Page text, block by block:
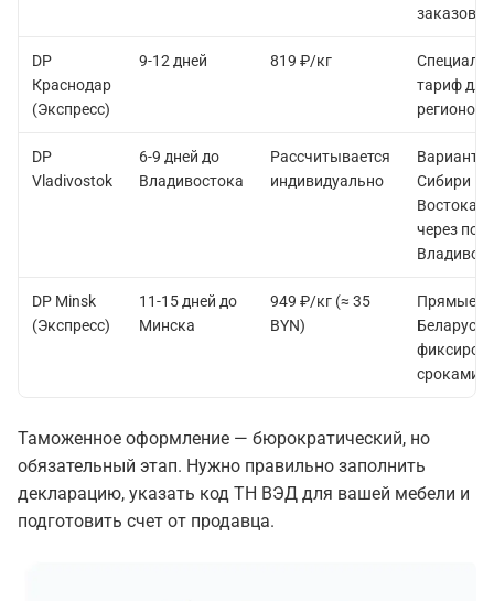
заказов.
DP
Краснодар
(Экспресс)
9-12 дней 819 ₽/кг
тариф
регионов.
DP
Vladivostok
6-9 дней до
Владивостока
Рассчитывается
индивидуально
Вариант
Сибири и
Востока.
через порт
DP Minsk
(Экспресс)
11-15 дней до
Минска
949 ₽/кг (≈ 35
BYN)
Прямые
Беларусь
сроками.
Таможенное оформление — бюрократический, но
обязательный этап. Нужно правильно заполнить
декларацию, указать код ТН ВЭД для вашей мебели и
подготовить счет от продавца.